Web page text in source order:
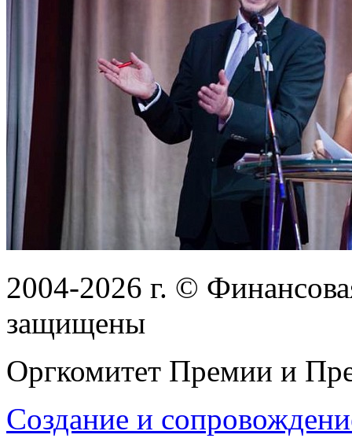
2004-2026 г. ©
защищены
Оргкомитет Премии и
Создание и